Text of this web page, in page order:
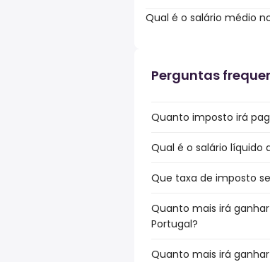
Qual é o salário médio
Perguntas
Quanto imposto irá
Qual é o salário líquido
Que taxa de imposto
Quanto mais irá
Portugal?
Quanto mais irá